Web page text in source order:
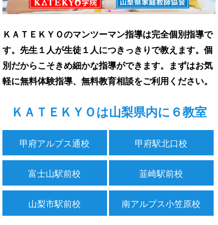
ＫＡＴＥＫＹＯのマンツーマン指導は完全個別指導で
す。先生１人が生徒１人につきっきりで教えます。個
別だからこそきめ細かな指導ができます。まずはお気
軽に無料体験指導、無料教育相談をご利用ください。
ＫＡＴＥＫＹＯは山梨県内に６教室
甲府アルプス通校 甲府駅北口校
富士山駅前校 韮崎駅前校
山梨市駅前校 南アルプス小笠原校